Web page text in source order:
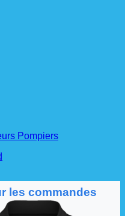
les commandes
Pompiers